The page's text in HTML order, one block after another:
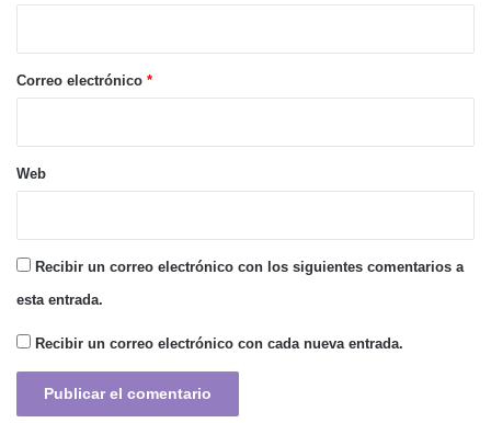
*
Correo electrónico *
Web
Recibir un correo electrónico con los siguientes comentarios a
esta entrada.
Recibir un correo electrónico con cada nueva entrada.